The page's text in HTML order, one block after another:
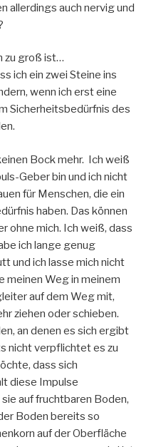
allerdings auch nervig und
zu groß ist…
ich ein zwei Steine ins
wenn ich erst eine
Sicherheitsbedürfnis des
Bock mehr. Ich weiß
Geber bin und ich nicht
für Menschen, die ein
haben. Das können
ohne mich. Ich weiß, dass
ich lange genug
und ich lasse mich nicht
meinen Weg in meinem
auf dem Weg mit,
ziehen oder schieben.
an denen es sich ergibt
nicht verpflichtet es zu
dass sich
diese Impulse
auf fruchtbaren Boden,
Boden bereits so
auf der Oberfläche